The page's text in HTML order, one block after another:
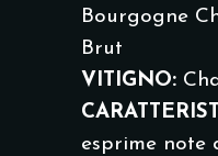
Bourgogne
Brut
VITIGNO:
esprime note